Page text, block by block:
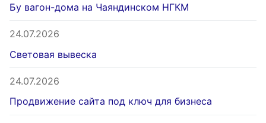
Бу вагон-дома на Чаяндинском НГКМ
24.07.2026
Световая вывеска
24.07.2026
Продвижение сайта под ключ для бизнеса